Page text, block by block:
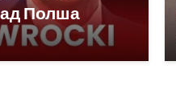
Полша